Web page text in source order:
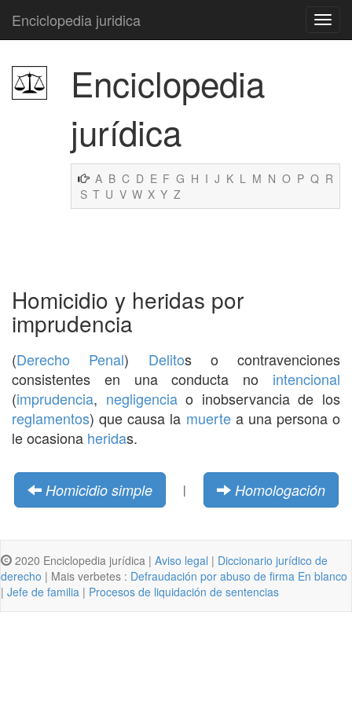
Enciclopedia juridica
Enciclopedia
jurídica
A B C D E F G H I J K L M N O P Q R
S T U V W X Y Z
Homicidio y heridas por
imprudencia
(Derecho Penal) Delitos o contravenciones
consistentes en una conducta no intencional
(imprudencia, negligenciao inobservancia de los
reglamentos) que causa la muertea una persona o
le ocasiona heridas.
Homicidio simple | Homologación
2020 Enciclopedia jurídica | Aviso legal | Diccionario jurídico de
derecho | Mais verbetes : Defraudación por abuso de firma En blanco
| Jefe de familia | Procesos de liquidación de sentencias